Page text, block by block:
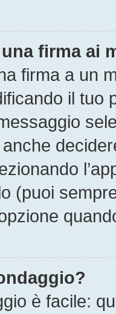
firma ai
firma a un
il tuo
(puoi
è facile: